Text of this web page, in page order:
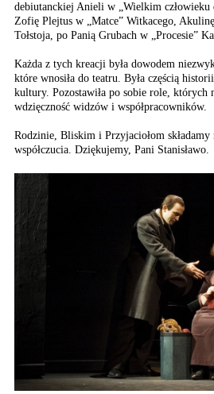
debiutanckiej Anieli w „Wielkim człowieku
Zofię Plejtus w „Matce” Witkacego,
Tołstoja, po Panią Grubach w „Procesie”
Każda z tych kreacji była dowodem
które wnosiła do teatru. Była częścią
kultury. Pozostawiła po sobie role, których
wdzięczność widzów i współpracowników.
Rodzinie, Bliskim i Przyjaciołom składamy
współczucia. Dziękujemy, Pani Stanisławo.